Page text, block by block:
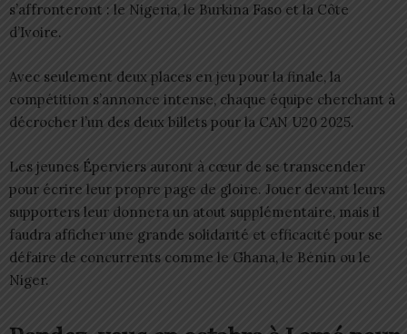
s’affronteront : le Nigeria, le Burkina Faso et la Côte
d’Ivoire.
Avec seulement deux places en jeu pour la finale, la
compétition s’annonce intense, chaque équipe cherchant à
décrocher l’un des deux billets pour la CAN U20 2025.
Les jeunes Éperviers auront à cœur de se transcender
pour écrire leur propre page de gloire. Jouer devant leurs
supporters leur donnera un atout supplémentaire, mais il
faudra afficher une grande solidarité et efficacité pour se
défaire de concurrents comme le Ghana, le Bénin ou le
Niger.